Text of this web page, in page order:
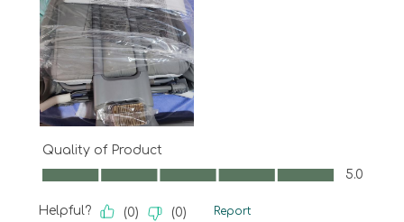
Quality of Product
Quality of Product, 5.0 out of 5
5.0
Helpful? (0) (0) Report